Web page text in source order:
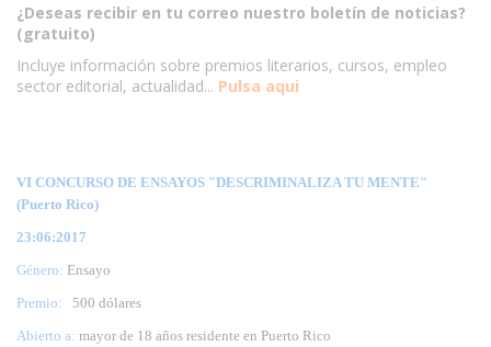
¿Deseas recibir en tu correo nuestro boletín de noticias?
(gratuito)
Incluye información sobre premios literarios, cursos, empleo
sector editorial, actualidad... Pulsa aqui
VI CONCURSO DE ENSAYOS "DESCRIMINALIZA TU MENTE"
(Puerto Rico)
23:06:2017
Género: Ensayo
Premio:
500 dólares
Abierto a: mayor de 18 años residente en Puerto Rico